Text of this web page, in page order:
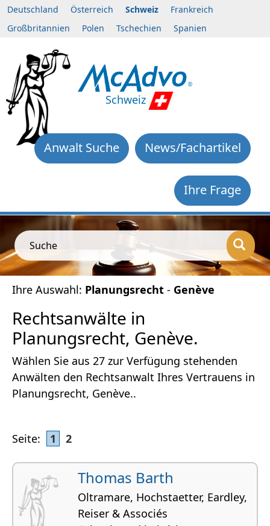
Deutschland Österreich Schweiz
Frankreich
Großbritannien
Polen Tschechien Spanien
Schweiz
News/Fachartikel
Anwalt Suche
Ihre Frage
Suche
Ihre Auswahl: Planungsrecht - Genève
Rechtsanwälte in
Planungsrecht, Genève.
Wählen Sie aus 27 zur Verfügung stehenden
Anwälten den Rechtsanwalt Ihres Vertrauens in
Planungsrecht, Genève..
Seite: 1 2
Thomas Barth
Oltramare, Hochstaetter, Eardley,
Reiser & Associés